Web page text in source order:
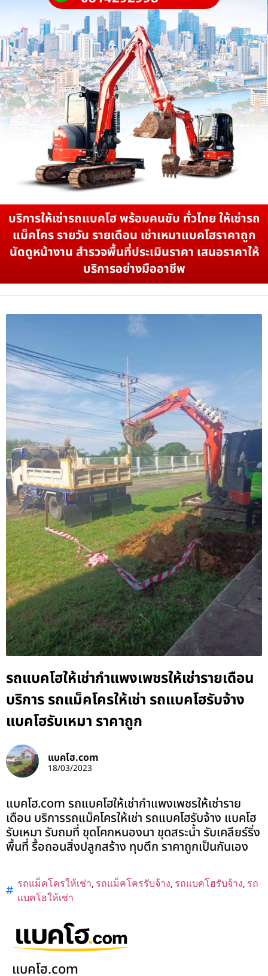
บริการให้เช่ารถแบคโฮ พร้อมคนขับ ทั่วไทย ให้เช่ารถ
แม็คโคร รายวัน รายเดือน เช่าเหมาแบคโฮราคาถูก
นัดดูหน้างาน สำรวจพื้นที่ประเมินราคา เสนอราคาให้
บริการอย่างมืออาชีพ
รถแบคโฮให้เช่ากำแพงเพชรให้เช่ารายเดือน
บริการ รถแม็คโครให้เช่า รถแบคโฮรับจ้าง
แบคโฮรับเหมา ราคาถูก
แบคโฮ.com
18/03/2023
แบคโฮ.com รถแบคโฮให้เช่ากำแพงเพชรให้เช่าราย
เดือน บริการรถแม็คโครให้เช่า รถแบคโฮรับจ้าง แบคโฮ
รับเหมา รับถมที่ ขุดโคกหนองนา ขุดสระน้ำ รับเคลียร์ริ่ง
พื้นที่ รื้อถอนสิ่งปลูกสร้าง ทุบตึก ราคาถูกเป็นกันเอง
รถแม็คโครให้เช่า, รถแม็คโครรับจ้าง, รถแบคโฮรับจ้าง, รถ
แบคโฮให้เช่า
แบคโฮ.com